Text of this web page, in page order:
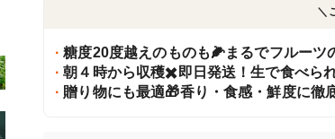
＼
糖度20度越えのものも🌽まるでフルーツ
朝４時から収穫✖️即日発送！生で食べら
贈り物にも最適🎁香り・食感・鮮度に徹